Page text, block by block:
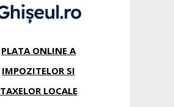
PLATA ONLINE A
IMPOZITELOR SI
TAXELOR LOCALE